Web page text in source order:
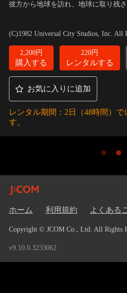
彼方から地球を訪れ、地球に取り残
CG技術、デジタル化によって甦った
(C)1982 Universal City Studios, Inc. All
2,200円
購入する
220円
レンタルする
お気に入りに追加
レンタル期間：2日（48時間）
す。
ホーム 利用規約 よくある
Copyright © JCOM Co., Ltd. All Rights
v9.10.0.3233062